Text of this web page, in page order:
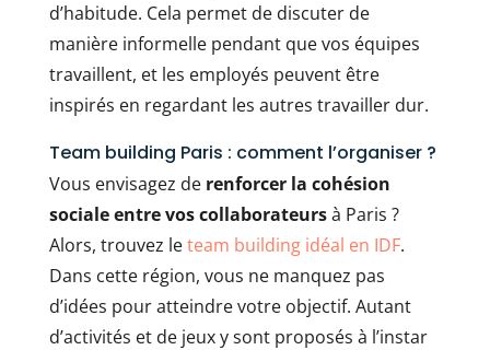
d’habitude. Cela permet de discuter de
manière informelle pendant que vos équipes
travaillent, et les employés peuvent être
inspirés en regardant les autres travailler dur.
Team building Paris : comment l’organiser ?
Vous envisagez de renforcer la cohésion
sociale entre vos collaborateursà Paris ?
Alors, trouvez leteam building idéal en IDF.
Dans cette région, vous ne manquez pas
d’idées pour atteindre votre objectif. Autant
d’activités et de jeux y sont proposés à l’instar